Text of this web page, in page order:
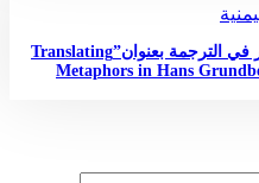
الأكاديمية اليمنية تناقش رسالة ماجستير في الترجمة بعنوان”Translating
Metaphors in Hans